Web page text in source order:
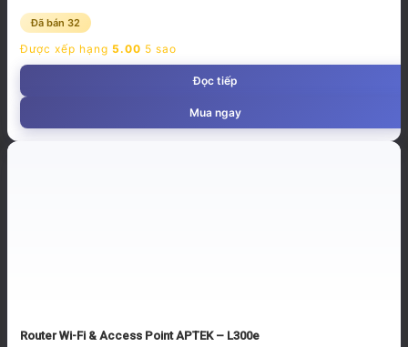
Đã bán 32
Được xếp hạng 5.00 5 sao
Đọc tiếp
Mua ngay
Router Wi-Fi & Access Point APTEK – L300e